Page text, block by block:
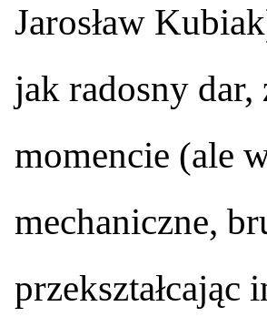
Jarosław
jak radosny
momencie (ale
mechaniczne,